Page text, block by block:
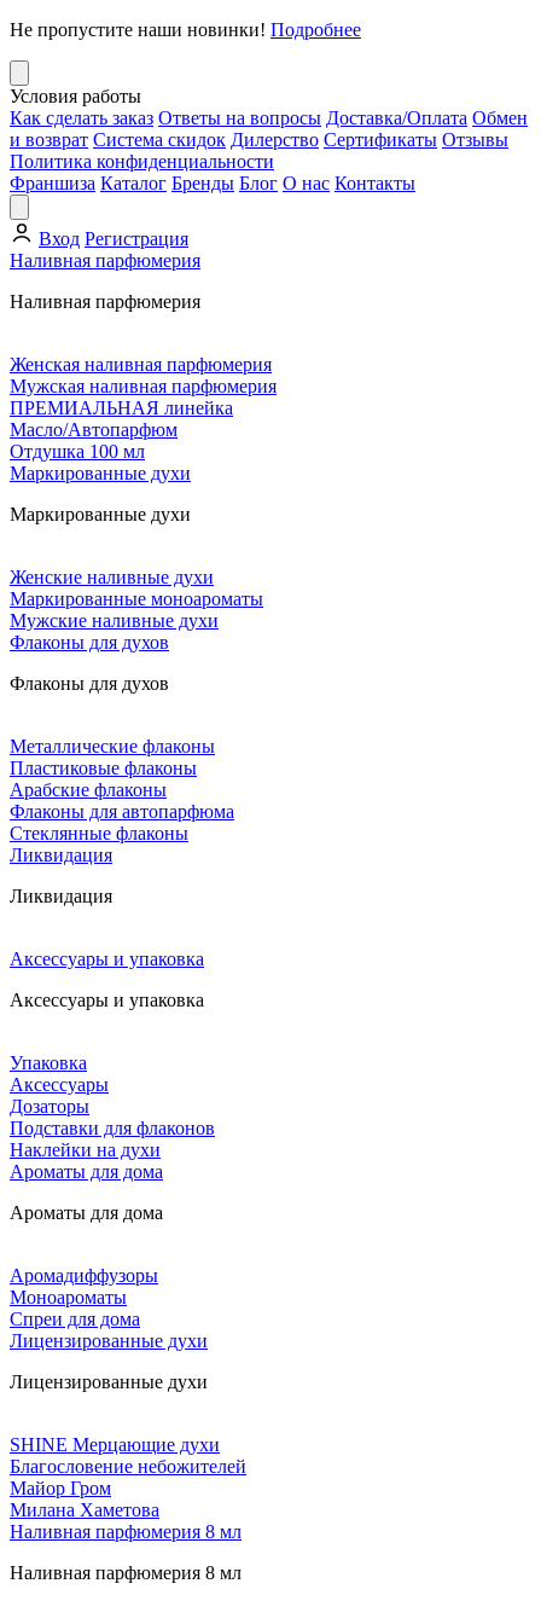
Не пропустите наши новинки! Подробнее
Условия работы
Как сделать заказ Ответы на вопросы Доставка/Оплата Обмен
и возврат Система скидок Дилерство Сертификаты Отзывы
Политика конфиденциальности
Франшиза Каталог Бренды Блог О нас Контакты
Вход Регистрация
Наливная парфюмерия
Наливная парфюмерия
Женская наливная парфюмерия
Мужская наливная парфюмерия
ПРЕМИАЛЬНАЯ линейка
Масло/Автопарфюм
Отдушка 100 мл
Маркированные духи
Маркированные духи
Женские наливные духи
Маркированные моноароматы
Мужские наливные духи
Флаконы для духов
Флаконы для духов
Металлические флаконы
Пластиковые флаконы
Арабские флаконы
Флаконы для автопарфюма
Стеклянные флаконы
Ликвидация
Ликвидация
Аксессуары и упаковка
Аксессуары и упаковка
Упаковка
Аксессуары
Дозаторы
Подставки для флаконов
Наклейки на духи
Ароматы для дома
Ароматы для дома
Аромадиффузоры
Моноароматы
Спреи для дома
Лицензированные духи
Лицензированные духи
SHINE Мерцающие духи
Благословение небожителей
Майор Гром
Милана Хаметова
Наливная парфюмерия 8 мл
Наливная парфюмерия 8 мл